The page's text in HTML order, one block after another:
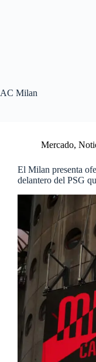
AC Milan
Mercado,
El Milan presenta
delantero del PSG